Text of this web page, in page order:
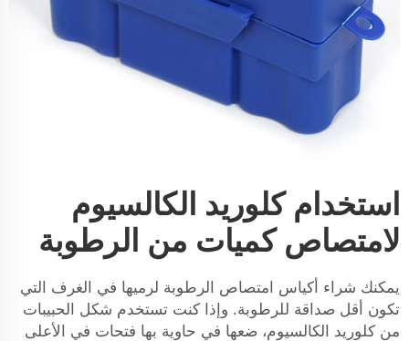
استخدام كلوريد الكالسيوم
لامتصاص كميات من الرطوبة
يمكنك شراء أكياس امتصاص الرطوبة لرميها في الغرف التي
تكون أقل صداقة للرطوبة. وإذا كنت تستخدم شكل الحبيبات
من كلوريد الكالسيوم، ضعها في حاوية بها فتحات في الأعلى